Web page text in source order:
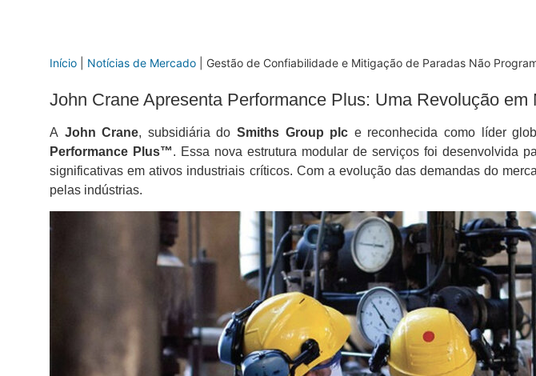
Início Notícias de Mercado Gestão de Confiabilidade e Mitigação de Paradas Não
John Crane Apresenta Performance Plus: Uma Revolução
A John Crane, subsidiária do Smiths Group plc e reconhecida como líder
Performance Plus™. Essa nova estrutura modular de serviços foi desenvolvida
significativas em ativos industriais críticos. Com a evolução das demandas do
pelas indústrias.